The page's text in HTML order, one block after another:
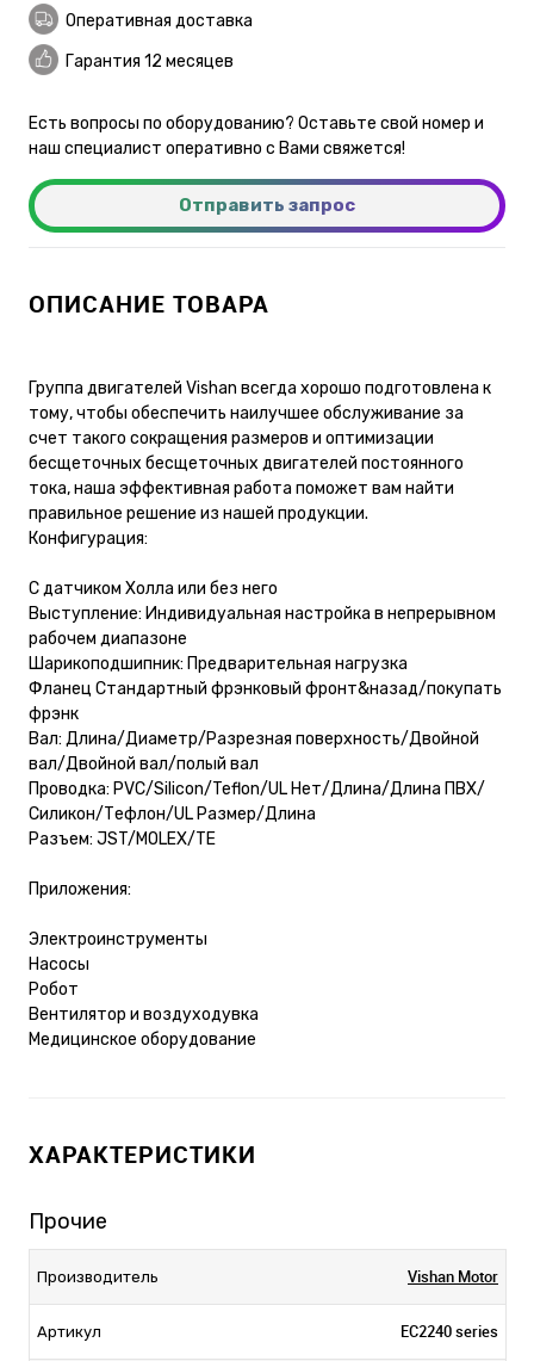
Оперативная доставка
Гарантия 12 месяцев
Есть вопросы по оборудованию? Оставьте свой номер и
наш специалист оперативно с Вами свяжется!
Отправить запрос
ОПИСАНИЕ ТОВАРА
Группа двигателей Vishan всегда хорошо подготовлена к
тому, чтобы обеспечить наилучшее обслуживание за
счет такого сокращения размеров и оптимизации
бесщеточных бесщеточных двигателей постоянного
тока, наша эффективная работа поможет вам найти
правильное решение из нашей продукции.
Конфигурация:
С датчиком Холла или без него
Выступление: Индивидуальная настройка в непрерывном
рабочем диапазоне
Шарикоподшипник: Предварительная нагрузка
Фланец Стандартный фрэнковый фронт&назад/покупать
фрэнк
Вал: Длина/Диаметр/Разрезная поверхность/Двойной
вал/Двойной вал/полый вал
Проводка: PVC/Silicon/Teflon/UL Нет/Длина/Длина ПВХ/
Силикон/Тефлон/UL Размер/Длина
Разъем: JST/MOLEX/TE
Приложения:
Электроинструменты
Насосы
Робот
Вентилятор и воздуходувка
Медицинское оборудование
ХАРАКТЕРИСТИКИ
Прочие
Производитель Vishan Motor
Артикул EC2240 series